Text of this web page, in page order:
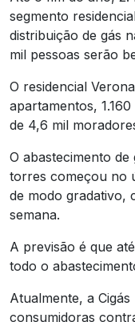
segmento
distribuição de gás
mil pessoas serão
O residencial
apartamentos,
de 4,6 mil
O abastecimento
torres começou no
de modo gradativo,
semana.
A previsão é que
todo o
Atualmente, a Cigás
consumidoras